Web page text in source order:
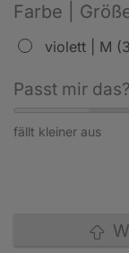
Farbe |
violett | M
Passt mir das?
fällt kleiner aus